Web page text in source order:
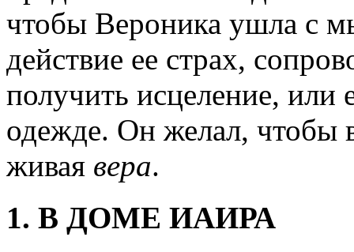
чтобы Вероника ушла с
действие ее страх,
получить исцеление, или
одежде. Он желал, чтобы
живая вера.
1. В ДОМЕ ИАИРА